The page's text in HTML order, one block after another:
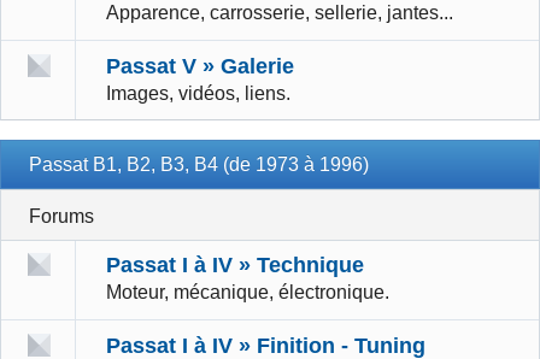
Apparence, carrosserie, sellerie, jantes...
Passat V » Galerie
Images, vidéos, liens.
Passat B1, B2, B3, B4 (de 1973 à 1996)
Forums
Passat I à IV » Technique
Moteur, mécanique, électronique.
Passat I à IV » Finition - Tuning